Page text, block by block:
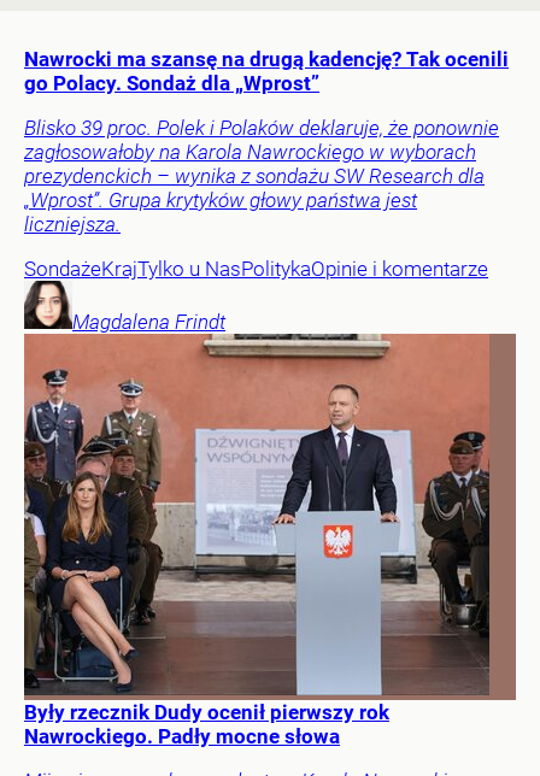
Nawrocki ma szansę na drugą kadencję? Tak ocenili
go Polacy. Sondaż dla „Wprost”
Blisko 39 proc. Polek i Polaków deklaruje, że ponownie
zagłosowałoby na Karola Nawrockiego w wyborach
prezydenckich – wynika z sondażu SW Research dla
„Wprost”. Grupa krytyków głowy państwa jest
liczniejsza.
SondażeKrajTylko u NasPolitykaOpinie i komentarze
Magdalena Frindt
Były rzecznik Dudy ocenił pierwszy rok
Nawrockiego. Padły mocne słowa